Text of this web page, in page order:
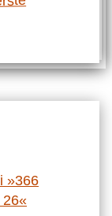
»366
26«